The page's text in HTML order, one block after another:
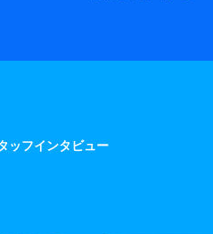
ッフインタビュー